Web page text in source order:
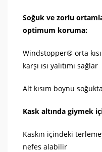
Soğuk ve zorlu
optimum koruma:
Windstopper® orta
karşı ısı yalıtımı sağlar
Alt kısım boynu
Kask altında giymek
Kaskın içindeki
nefes alabilir